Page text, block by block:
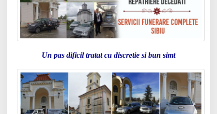
Un pas dificil tratat cu discretie si bun simt